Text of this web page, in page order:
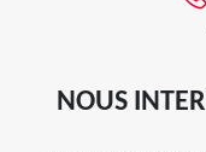
NOUS